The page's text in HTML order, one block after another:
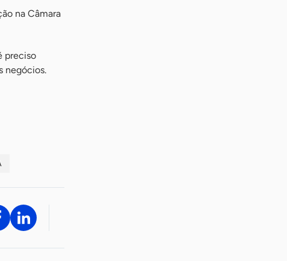
na Câmara
preciso
negócios.